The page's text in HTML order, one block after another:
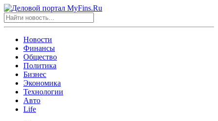
Новости
Финансы
Общество
Политика
Бизнес
Экономика
Технологии
Авто
Life